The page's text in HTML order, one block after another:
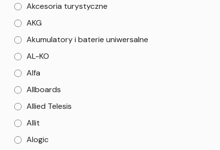
Akcesoria turystyczne
AKG
Akumulatory i baterie uniwersalne
AL-KO
Alfa
Allboards
Allied Telesis
Allit
Alogic